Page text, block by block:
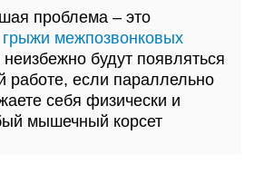
проблема – это
грыжи межпозвонковых
будут появляться
работе, если параллельно
себя физически и
мышечный корсет